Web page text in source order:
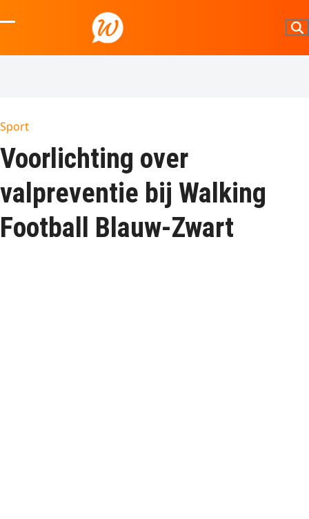
to
mobile
mobile
Sport
Voorlichting over
valpreventie bij Walking
Football Blauw-Zwart